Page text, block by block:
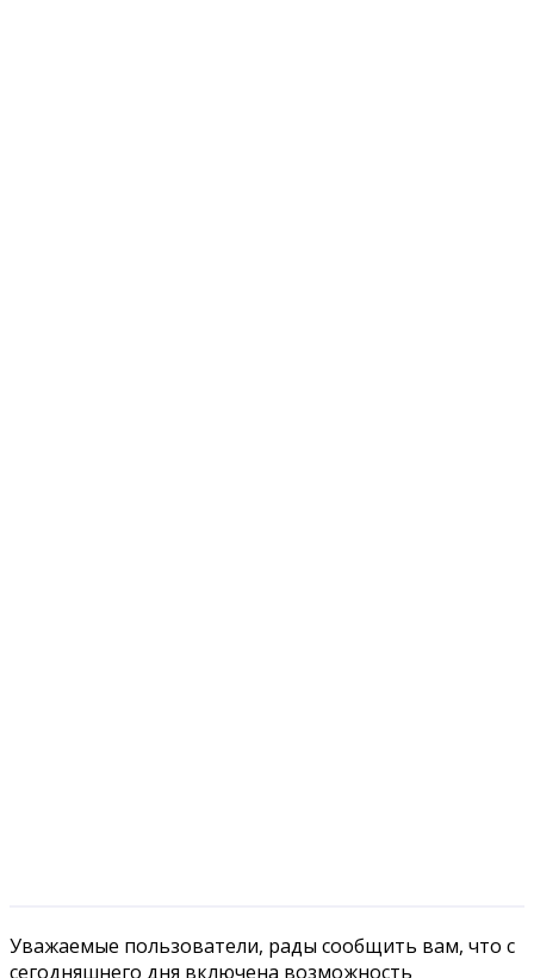
Уважаемые пользователи, рады сообщить вам, что с
сегодняшнего дня включена возможность